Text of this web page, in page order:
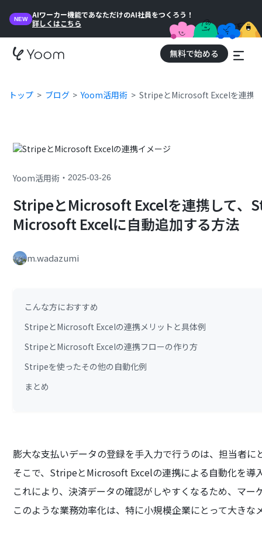
NEW
AIワーカー機能であなただけのAI社員をつくろう！
詳しくはこちら
無料で始める
トップ ブログ Yoom活用術 StripeとMicrosoft Excelを連携
Yoom活用術 ・2025-03-26
StripeとMicrosoft Excelを連携して、
Microsoft Excelに自動追加する方法
m.wadazumi
こんな方におすすめ
StripeとMicrosoft Excelの連携メリットと具体例
StripeとMicrosoft Excelの連携フローの作り方
Stripeを使ったその他の自動化例
まとめ
膨大な支払いデータの登録を手入力で行うのは、担当者に
そこで、StripeとMicrosoft Excelの連携による自動化を導
これにより、決済データの確認がしやすくなるため、マ
このような業務効率化は、特に小規模企業にとって大きな